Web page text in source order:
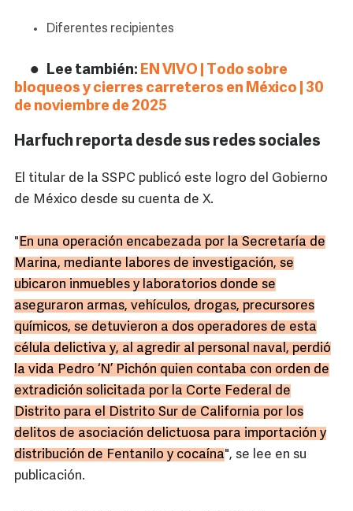
Diferentes recipientes
Lee también: EN VIVO | Todo sobre
bloqueos y cierres carreteros en México | 30
de noviembre de 2025
Harfuch reporta desde sus redes sociales
El titular de la SSPC publicó este logro del Gobierno
de México desde su cuenta de X.
"En una operación encabezada por la Secretaría de
Marina, mediante labores de investigación, se
ubicaron inmuebles y laboratorios donde se
aseguraron armas, vehículos, drogas, precursores
químicos, se detuvieron a dos operadores de esta
célula delictiva y, al agredir al personal naval, perdió
la vida Pedro ‘N’ Pichón quien contaba con orden de
extradición solicitada por la Corte Federal de
Distrito para el Distrito Sur de California por los
delitos de asociación delictuosa para importación y
distribución de Fentanilo y cocaína", se lee en su
publicación.